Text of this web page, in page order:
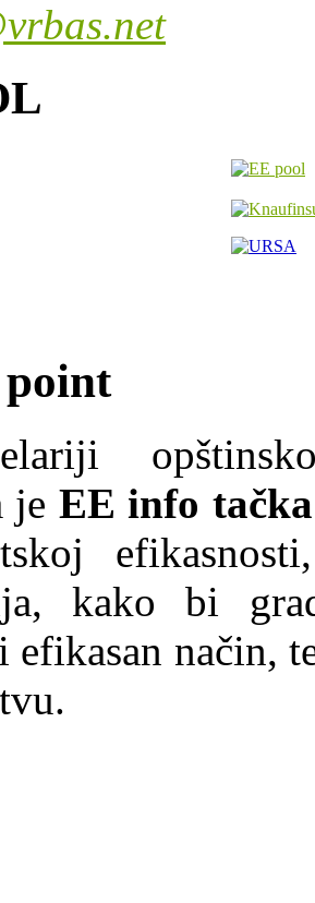
je EE info tačka
kako bi
efikasan način,